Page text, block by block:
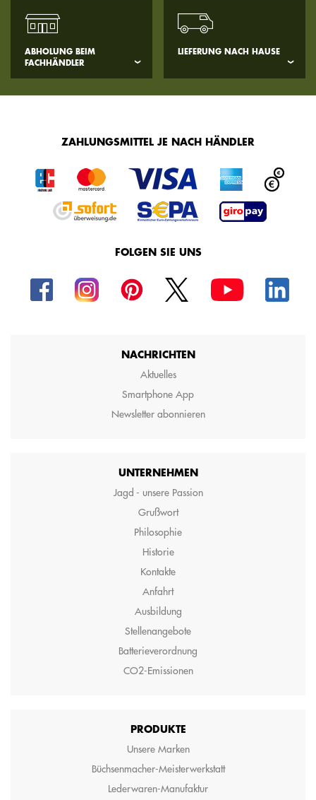
ABHOLUNG BEIM
FACHHÄNDLER
LIEFERUNG NACH HAUSE
ZAHLUNGSMITTEL JE NACH HÄNDLER
FOLGEN SIE UNS
NACHRICHTEN
Aktuelles
Smartphone App
Newsletter abonnieren
UNTERNEHMEN
Jagd - unsere Passion
Grußwort
Philosophie
Historie
Kontakte
Anfahrt
Ausbildung
Stellenangebote
Batterieverordnung
CO2-Emissionen
PRODUKTE
Unsere Marken
Büchsenmacher-Meisterwerkstatt
Lederwaren-Manufaktur